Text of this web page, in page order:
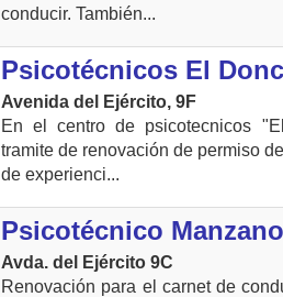
conducir. También...
Psicotécnicos El
Avenida del Ejército, 9F
En el centro de psicotecnicos
tramite de renovación de permiso
de experienci...
Psicotécnico Manzano
Avda. del Ejército 9C
Renovación para el carnet de